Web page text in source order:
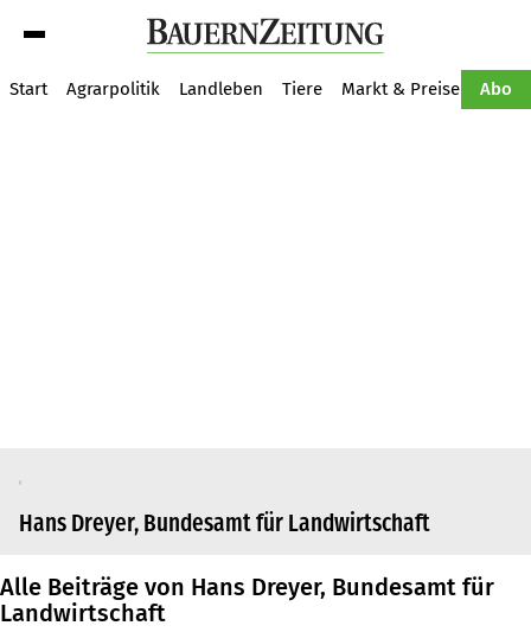
Start Agrarpolitik Landleben Tiere Markt & Preise Abo
Hans Dreyer, Bundesamt für Landwirtschaft
Alle Beiträge von Hans Dreyer, Bundesamt für
Landwirtschaft